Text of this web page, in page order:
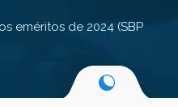
eméritos de 2024 (SBP